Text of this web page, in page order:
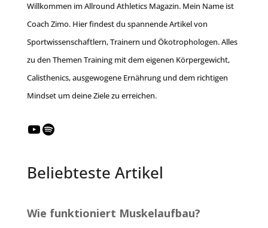
Willkommen im Allround Athletics Magazin. Mein Name ist
Coach Zimo. Hier findest du spannende Artikel von
Sportwissenschaftlern, Trainern und Ökotrophologen. Alles
zu den Themen Training mit dem eigenen Körpergewicht,
Calisthenics, ausgewogene Ernährung und dem richtigen
Mindset um deine Ziele zu erreichen.
YouTube
Beliebteste Artikel
Wie funktioniert Muskelaufbau?